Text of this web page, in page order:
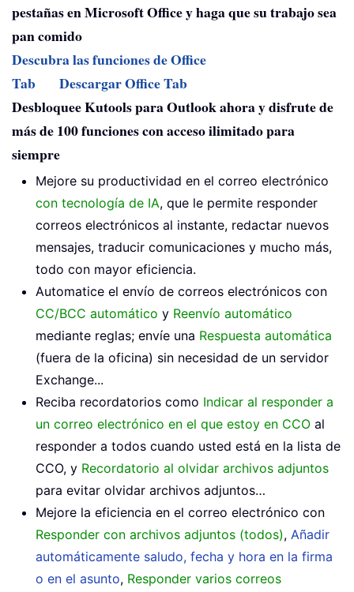
pestañas en Microsoft Office y haga que su trabajo sea
pan comido
Descubra las funciones de Office
Tab
Descargar Office Tab
Desbloquee Kutools para Outlook ahora y disfrute de
más de 100 funciones con acceso ilimitado para
siempre
Mejore su productividad en el correo electrónico
con tecnología de IA, que le permite responder
correos electrónicos al instante, redactar nuevos
mensajes, traducir comunicaciones y mucho más,
todo con mayor eficiencia.
Automatice el envío de correos electrónicos con
CC/BCC automático y Reenvío automático
mediante reglas; envíe una Respuesta automática
(fuera de la oficina) sin necesidad de un servidor
Exchange...
Reciba recordatorios como Indicar al responder a
un correo electrónico en el que estoy en CCO al
responder a todos cuando usted está en la lista de
CCO, y Recordatorio al olvidar archivos adjuntos
para evitar olvidar archivos adjuntos…
Mejore la eficiencia en el correo electrónico con
Responder con archivos adjuntos (todos), Añadir
automáticamente saludo, fecha y hora en la firma
o en el asunto, Responder varios correos